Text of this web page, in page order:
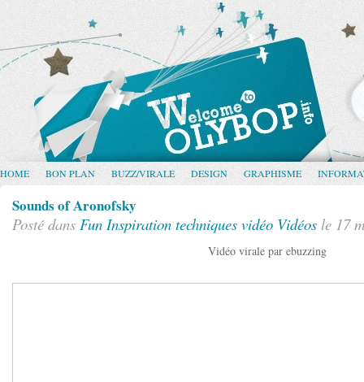
HOME BON PLAN BUZZ/VIRALE DESIGN GRAPHISME
Sounds of Aronofsky
Posté dans Fun Inspiration techniques vidéo Vidéos le 17
Vidéo virale par ebuzzing